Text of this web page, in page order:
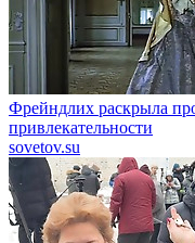
Фрейндлих раскрыла
привлекательности
sovetov.su